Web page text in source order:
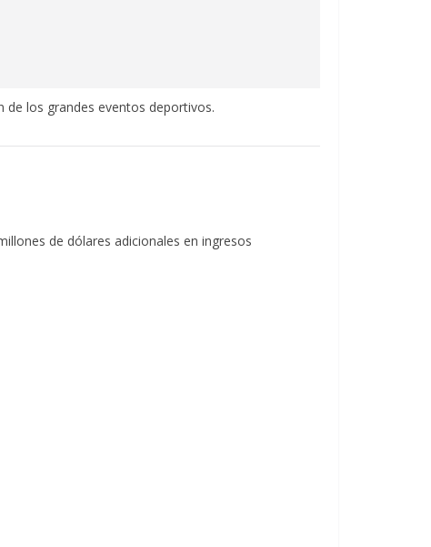
de los grandes eventos deportivos.
de dólares adicionales en ingresos